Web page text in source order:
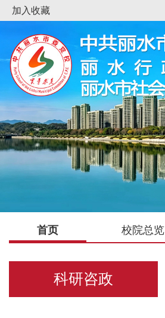
加入收藏
首页 校院总览
科研咨政